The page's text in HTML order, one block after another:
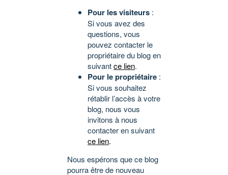
Pour les visiteurs :
Si vous avez des
questions, vous
pouvez contacter le
propriétaire du blog en
suivantce lien.
Pour le propriétaire :
Si vous souhaitez
rétablir l’accès à votre
blog, nous vous
invitons à nous
contacter en suivant
ce lien.
Nous espérons que ce blog
pourra être de nouveau